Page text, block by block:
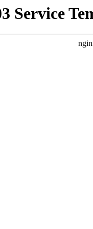
Service